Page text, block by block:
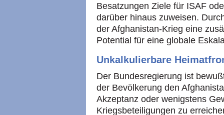
Besatzungen Ziele für ISAF
darüber hinaus zuweisen.
der Afghanistan-Krieg eine
Potential für eine globale
Unkalkulierbare
Der Bundesregierung ist
der Bevölkerung den
Akzeptanz oder wenigstens
Kriegsbeteiligungen zu